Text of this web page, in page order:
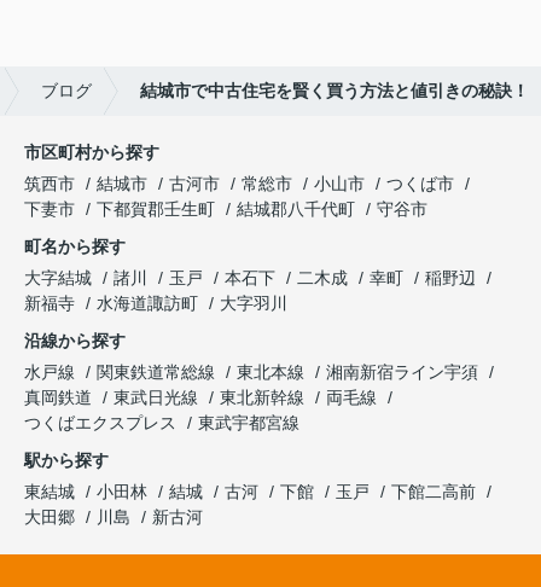
ブログ 結城市で中古住宅を賢く買う方法と値引きの秘訣！
市区町村から探す
筑西市
結城市 古河市 常総市 小山市
つくば市
下妻市
下都賀郡壬生町 結城郡八千代町
守谷市
町名から探す
大字結城
諸川 玉戸 本石下 二木成 幸町
稲野辺
新福寺
水海道諏訪町
大字羽川
沿線から探す
水戸線
関東鉄道常総線 東北本線
湘南新宿ライン宇須
真岡鉄道
東武日光線 東北新幹線
両毛線
つくばエクスプレス
東武宇都宮線
駅から探す
東結城
小田林 結城 古河 下館 玉戸
下館二高前
大田郷
川島 新古河